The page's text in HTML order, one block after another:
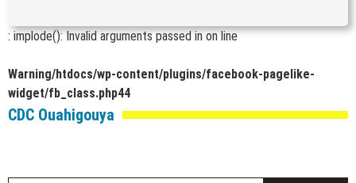
: implode(): Invalid arguments passed inon line
Warning/htdocs/wp-content/plugins/facebook-pagelike-
widget/fb_class.php44
CDC Ouahigouya